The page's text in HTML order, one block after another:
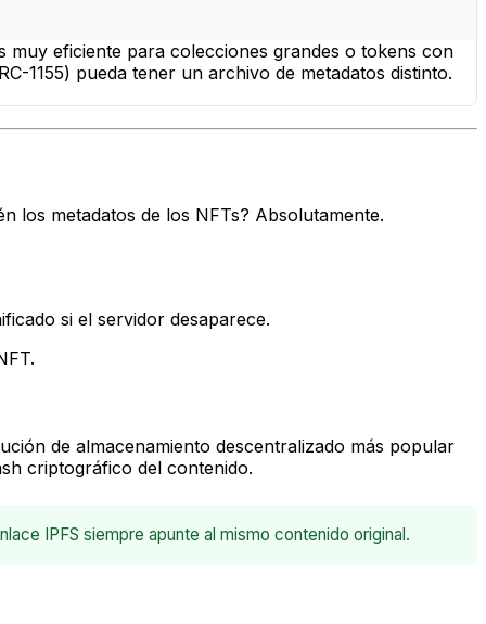
muy eficiente para colecciones grandes o tokens con
1155) pueda tener un archivo de metadatos distinto.
los metadatos de los NFTs? Absolutamente.
si el servidor desaparece.
de almacenamiento descentralizado más popular
criptográfico del contenido.
IPFS siempre apunte al mismo contenido original.